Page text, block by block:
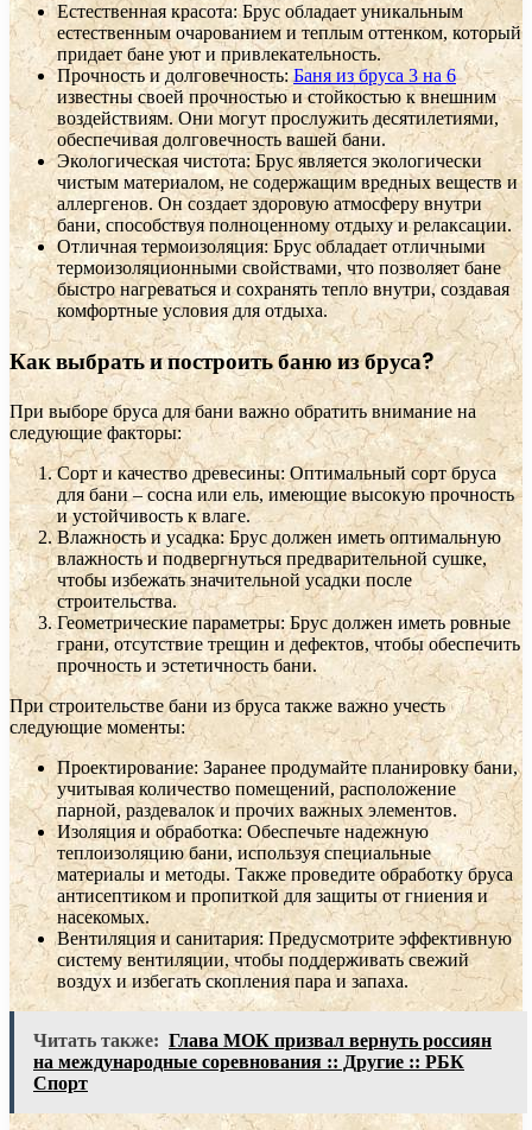
Естественная красота: Брус обладает уникальным
естественным очарованием и теплым оттенком, который
придает бане уют и привлекательность.
Прочность и долговечность:Баня из бруса 3 на 6
известны своей прочностью и стойкостью к внешним
воздействиям. Они могут прослужить десятилетиями,
обеспечивая долговечность вашей бани.
Экологическая чистота: Брус является экологически
чистым материалом, не содержащим вредных веществ и
аллергенов. Он создает здоровую атмосферу внутри
бани, способствуя полноценному отдыху и релаксации.
Отличная термоизоляция: Брус обладает отличными
термоизоляционными свойствами, что позволяет бане
быстро нагреваться и сохранять тепло внутри, создавая
комфортные условия для отдыха.
Как выбрать и построить баню из бруса?
При выборе бруса для бани важно обратить внимание на
следующие факторы:
Сорт и качество древесины: Оптимальный сорт бруса
для бани – сосна или ель, имеющие высокую прочность
и устойчивость к влаге.
Влажность и усадка: Брус должен иметь оптимальную
влажность и подвергнуться предварительной сушке,
чтобы избежать значительной усадки после
строительства.
Геометрические параметры: Брус должен иметь ровные
грани, отсутствие трещин и дефектов, чтобы обеспечить
прочность и эстетичность бани.
При строительстве бани из бруса также важно учесть
следующие моменты:
Проектирование: Заранее продумайте планировку бани,
учитывая количество помещений, расположение
парной, раздевалок и прочих важных элементов.
Изоляция и обработка: Обеспечьте надежную
теплоизоляцию бани, используя специальные
материалы и методы. Также проведите обработку бруса
антисептиком и пропиткой для защиты от гниения и
насекомых.
Вентиляция и санитария: Предусмотрите эффективную
систему вентиляции, чтобы поддерживать свежий
воздух и избегать скопления пара и запаха.
Читать также: Глава МОК призвал вернуть россиян
на международные соревнования :: Другие :: РБК
Спорт